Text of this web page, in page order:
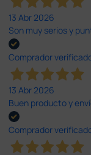
13 Abr 2026
Son muy serios y
Comprador
13 Abr 2026
Buen producto y
Comprador